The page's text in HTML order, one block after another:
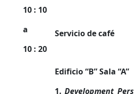
10 : 10
a
10 : 20
Servicio de café
Edificio “B” Sala “A”
1.Development